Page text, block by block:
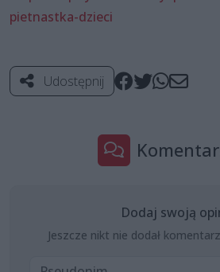
pietnastka-dzieci
Udostępnij
Dodaj swoją
Jeszcze nikt nie dodał